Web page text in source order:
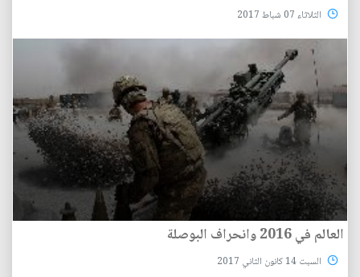
الثلاثاء 07 شباط 2017
العالم في 2016 وانحراف البوصلة
السبت 14 كانون الثاني 2017